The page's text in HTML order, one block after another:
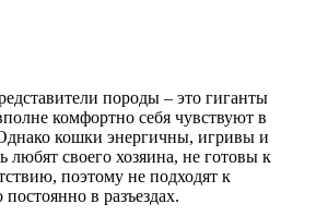
породы – это гиганты
комфортно себя чувствуют в
кошки энергичны, игривы и
своего хозяина, не готовы к
поэтому не подходят к
в разъездах.